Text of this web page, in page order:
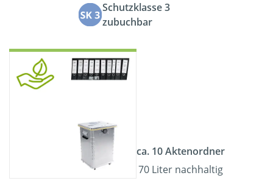
Schutzklasse 3
zubuchbar
ca. 10 Aktenordner
70 Liter nachhaltig